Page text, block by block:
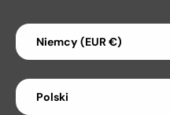
Kraj/Region
Niemcy (EUR €)
Język
Polski